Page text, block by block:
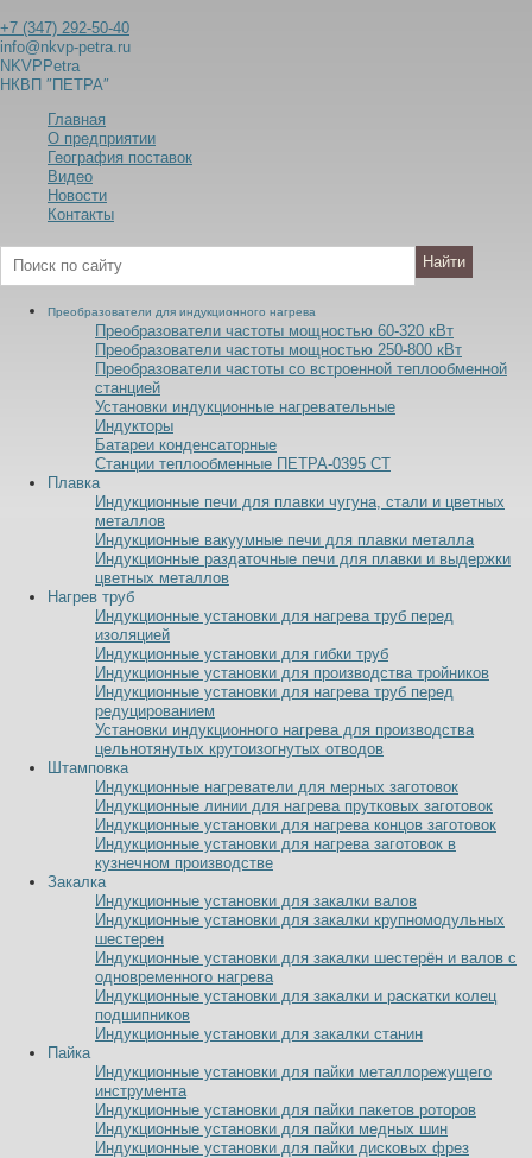
+7 (347) 292-50-40
info@nkvp-petra.ru
NKVPPetra
НКВП ″ПЕТРА″
Главная
О предприятии
География поставок
Видео
Новости
Контакты
Преобразователи для индукционного нагрева
Преобразователи частоты мощностью 60-320 кВт
Преобразователи частоты мощностью 250-800 кВт
Преобразователи частоты со встроенной теплообменной
станцией
Установки индукционные нагревательные
Индукторы
Батареи конденсаторные
Станции теплообменные ПЕТРА-0395 СТ
Плавка
Индукционные печи для плавки чугуна, стали и цветных
металлов
Индукционные вакуумные печи для плавки металла
Индукционные раздаточные печи для плавки и выдержки
цветных металлов
Нагрев труб
Индукционные установки для нагрева труб перед
изоляцией
Индукционные установки для гибки труб
Индукционные установки для производства тройников
Индукционные установки для нагрева труб перед
редуцированием
Установки индукционного нагрева для производства
цельнотянутых крутоизогнутых отводов
Штамповка
Индукционные нагреватели для мерных заготовок
Индукционные линии для нагрева прутковых заготовок
Индукционные установки для нагрева концов заготовок
Индукционные установки для нагрева заготовок в
кузнечном производстве
Закалка
Индукционные установки для закалки валов
Индукционные установки для закалки крупномодульных
шестерен
Индукционные установки для закалки шестерён и валов с
одновременного нагрева
Индукционные установки для закалки и раскатки колец
подшипников
Индукционные установки для закалки станин
Пайка
Индукционные установки для пайки металлорежущего
инструмента
Индукционные установки для пайки пакетов роторов
Индукционные установки для пайки медных шин
Индукционные установки для пайки дисковых фрез